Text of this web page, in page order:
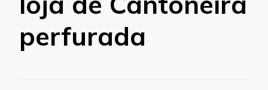
perfurada